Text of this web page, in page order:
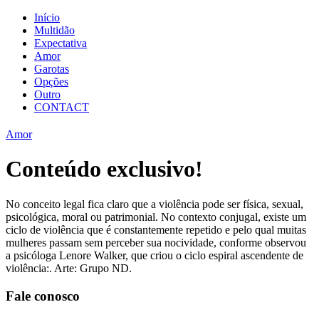
Início
Multidão
Expectativa
Amor
Garotas
Opções
Outro
CONTACT
Amor
Conteúdo exclusivo!
No conceito legal fica claro que a violência pode ser física, sexual,
psicológica, moral ou patrimonial. No contexto conjugal, existe um
ciclo de violência que é constantemente repetido e pelo qual muitas
mulheres passam sem perceber sua nocividade, conforme observou
a psicóloga Lenore Walker, que criou o ciclo espiral ascendente de
violência:. Arte: Grupo ND.
Fale conosco